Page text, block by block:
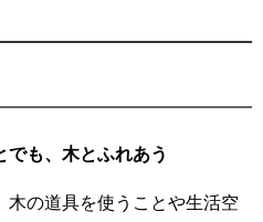
でも、木とふれあう
木の道具を使うことや生活空